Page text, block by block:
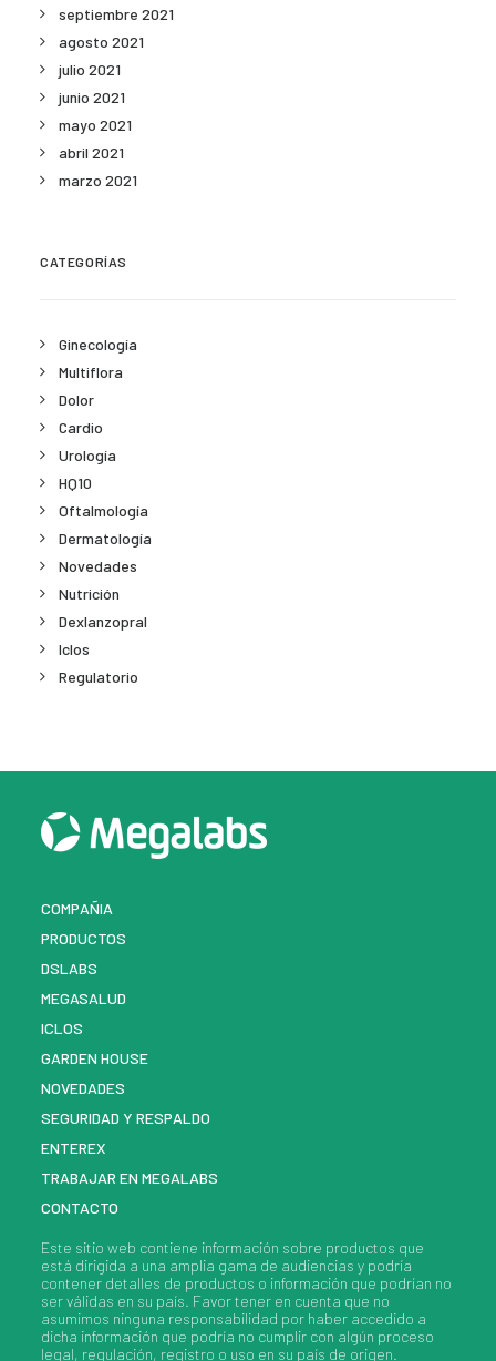
septiembre 2021
agosto 2021
julio 2021
junio 2021
mayo 2021
abril 2021
marzo 2021
CATEGORÍAS
Ginecología
Multiflora
Dolor
Cardio
Urología
HQ10
Oftalmología
Dermatología
Novedades
Nutrición
Dexlanzopral
Iclos
Regulatorio
COMPAÑIA
PRODUCTOS
DSLABS
MEGASALUD
ICLOS
GARDEN HOUSE
NOVEDADES
SEGURIDAD Y RESPALDO
ENTEREX
TRABAJAR EN MEGALABS
CONTACTO
Este sitio web contiene información sobre productos que
está dirigida a una amplia gama de audiencias y podría
contener detalles de productos o información que podrían no
ser válidas en su país. Favor tener en cuenta que no
asumimos ninguna responsabilidad por haber accedido a
dicha información que podría no cumplir con algún proceso
legal, regulación, registro o uso en su país de origen.